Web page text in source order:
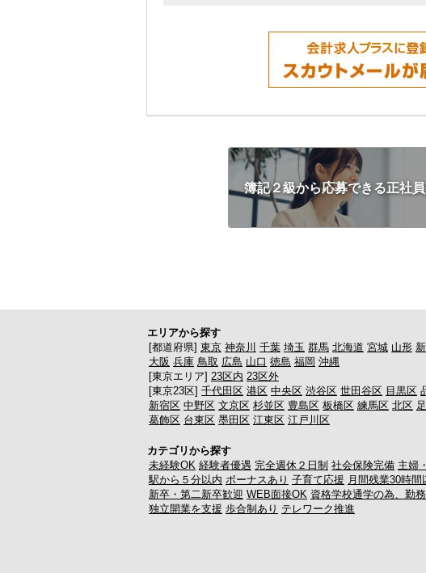
簿記２級から応募できる正社
エリアから探す
[都道府県] 東京 神奈川 千葉 埼玉 群馬 北海道 宮城 山形
大阪 兵庫 鳥取 広島 山口 徳島 福岡 沖縄
[東京エリア] 23区内 23区外
[東京23区] 千代田区 港区 中央区 渋谷区 世田谷区 目黒区
新宿区 中野区 文京区 杉並区 豊島区 板橋区 練馬区 北区
葛飾区 台東区 墨田区 江東区 江戸川区
カテゴリから探す
未経験OK 経験者優遇 完全週休２日制 社会保険完備 主婦
駅から５分以内 ボーナスあり 子育て応援 月間残業30時間
新卒・第二新卒歓迎 WEB面接OK 資格学校通学の為、勤
独立開業を支援 歩合制あり テレワーク推進